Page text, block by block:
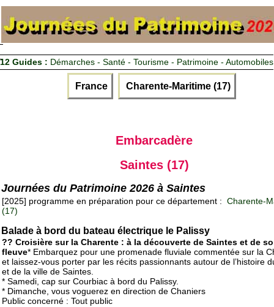
12 Guides : Démarches - Santé - Tourisme - Patrimoine - Automobiles
France Charente-Maritime (17)
Embarcadère
Saintes (17)
Journées du Patrimoine 2026 à Saintes
[2025] programme en préparation pour ce département : Charente-
(17)
Balade à bord du bateau électrique le Palissy
?? Croisière sur la Charente : à la découverte de Saintes et de
fleuve* Embarquez pour une promenade fluviale commentée sur la
et laissez-vous porter par les récits passionnants autour de l’histoire
et de la ville de Saintes.
* Samedi, cap sur Courbiac à bord du Palissy.
* Dimanche, vous voguerez en direction de Chaniers
Public concerné : Tout public